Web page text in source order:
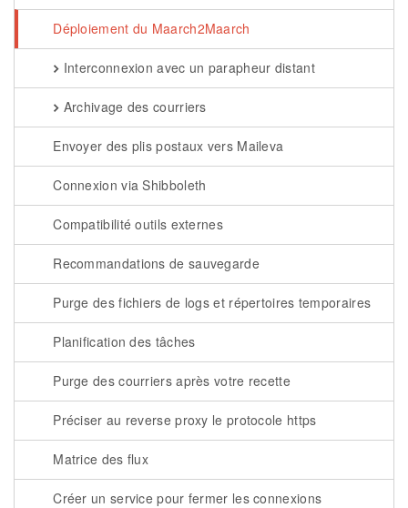
Déploiement du Maarch2Maarch
Interconnexion avec un parapheur distant
Archivage des courriers
Envoyer des plis postaux vers Maileva
Connexion via Shibboleth
Compatibilité outils externes
Recommandations de sauvegarde
Purge des fichiers de logs et répertoires temporaires
Planification des tâches
Purge des courriers après votre recette
Préciser au reverse proxy le protocole https
Matrice des flux
Créer un service pour fermer les connexions